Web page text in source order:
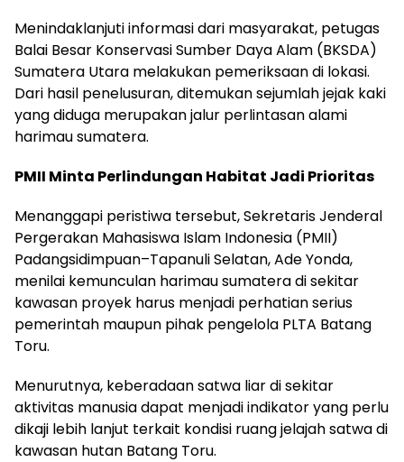
Menindaklanjuti informasi dari masyarakat, petugas
Balai Besar Konservasi Sumber Daya Alam (BKSDA)
Sumatera Utara melakukan pemeriksaan di lokasi.
Dari hasil penelusuran, ditemukan sejumlah jejak kaki
yang diduga merupakan jalur perlintasan alami
harimau sumatera.
PMII Minta Perlindungan Habitat Jadi Prioritas
Menanggapi peristiwa tersebut, Sekretaris Jenderal
Pergerakan Mahasiswa Islam Indonesia (PMII)
Padangsidimpuan–Tapanuli Selatan, Ade Yonda,
menilai kemunculan harimau sumatera di sekitar
kawasan proyek harus menjadi perhatian serius
pemerintah maupun pihak pengelola PLTA Batang
Toru.
Menurutnya, keberadaan satwa liar di sekitar
aktivitas manusia dapat menjadi indikator yang perlu
dikaji lebih lanjut terkait kondisi ruang jelajah satwa di
kawasan hutan Batang Toru.